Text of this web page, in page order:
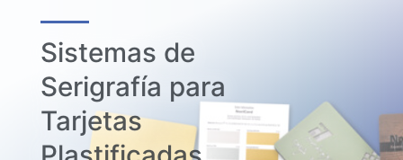
Sistemas de
Serigrafía para
Tarjetas
Plastificadas